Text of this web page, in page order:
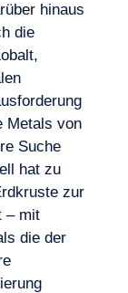
hinaus
die
Metals von
Suche
hat zu
zur
– mit
die der